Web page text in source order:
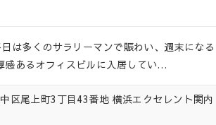
は多くのサラリーマンで賑わい、週末になる
感あるオフィスビルに入居してい…
区尾上町3丁目43番地 横浜エクセレント関内